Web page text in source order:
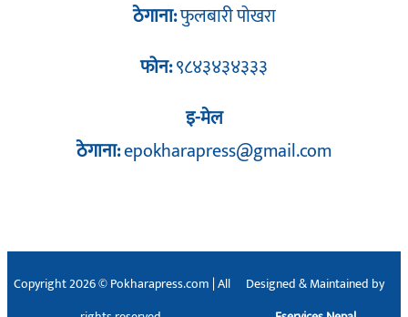
ठेगाना:फुलबारी पोखरा
फोन:९८४३४३४३३३
इ-मेल
ठेगाना:epokharapress@gmail.com
Copyright 2026 © Pokharapress.com | All
Designed & Maintained by